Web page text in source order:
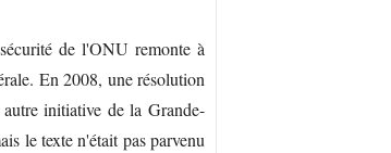
de l'ONU remonte à
En 2008, une résolution
initiative de la Grande-
le texte n'était pas parvenu